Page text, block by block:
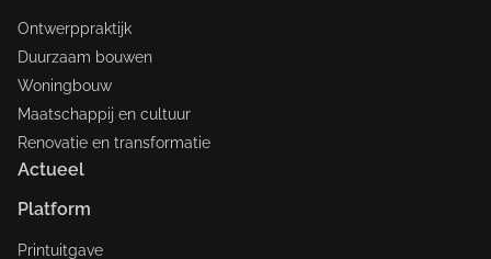
Ontwerppraktijk
Duurzaam bouwen
Woningbouw
Maatschappij en cultuur
Renovatie en transformatie
Actueel
Platform
Printuitgave